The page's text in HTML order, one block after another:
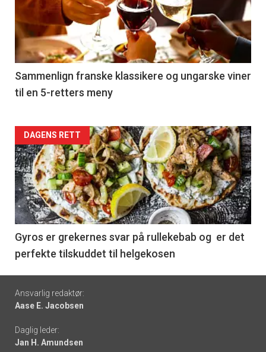
nå
-
5
Sammenlign franske klassikere og ungarske viner
til en 5-retters meny
Forsiden
akkurat
nå
-
6
DAGENS RETT
Gyros er grekernes svar på rullekebab og er det
perfekte tilskuddet til helgekosen
Footer
-
links
Ansvarlig redaktør:
Aase E. Jacobsen
Daglig leder:
Jan H. Amundsen